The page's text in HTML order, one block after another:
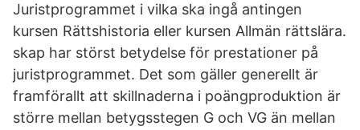
Juristprogrammet i vilka ska ingå antingen
kursen Rättshistoria eller kursen Allmän rättslära.
skap har störst betydelse för prestationer på
juristprogrammet. Det som gäller generellt är
framförallt att skillnaderna i poängproduktion är
större mellan betygsstegen G och VG än mellan